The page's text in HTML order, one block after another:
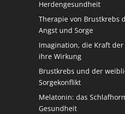
Herdengesundheit
Therapie von Brustkrebs
Angst und Sorge
Imagination, die Kraft
ihre Wirkung
Brustkrebs und der
Sorgekonflikt
Melatonin: das
Gesundheit